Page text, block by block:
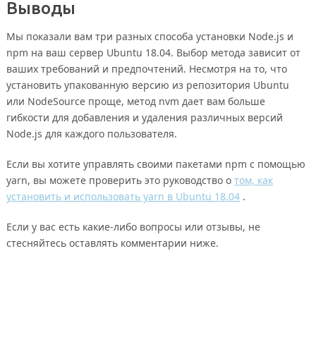
Выводы
Мы показали вам три разных способа установки Node.js и
npm на ваш сервер Ubuntu 18.04. Выбор метода зависит от
ваших требований и предпочтений. Несмотря на то, что
установить упакованную версию из репозитория Ubuntu
или NodeSource проще, метод nvm дает вам больше
гибкости для добавления и удаления различных версий
Node.js для каждого пользователя.
Если вы хотите управлять своими пакетами npm с помощью
yarn, вы можете проверить это руководство о том, как
установить и использовать yarn в Ubuntu 18.04.
Если у вас есть какие-либо вопросы или отзывы, не
стесняйтесь оставлять комментарии ниже.